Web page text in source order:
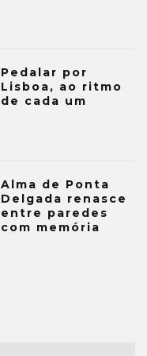
Pedalar por
Lisboa, ao ritmo
de cada um
Alma de Ponta
Delgada renasce
entre paredes
com memória